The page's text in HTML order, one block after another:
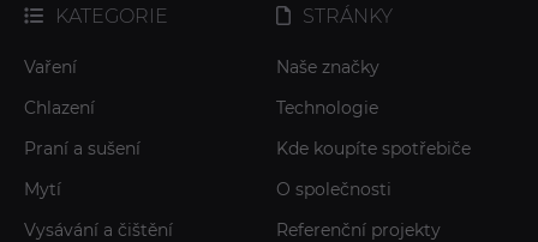
KATEGORIE
Vaření
Chlazení
Praní a sušení
Mytí
Vysávání a čištění
STRÁNKY
Naše značky
Technologie
Kde koupíte spotřebiče
O společnosti
Referenční projekty